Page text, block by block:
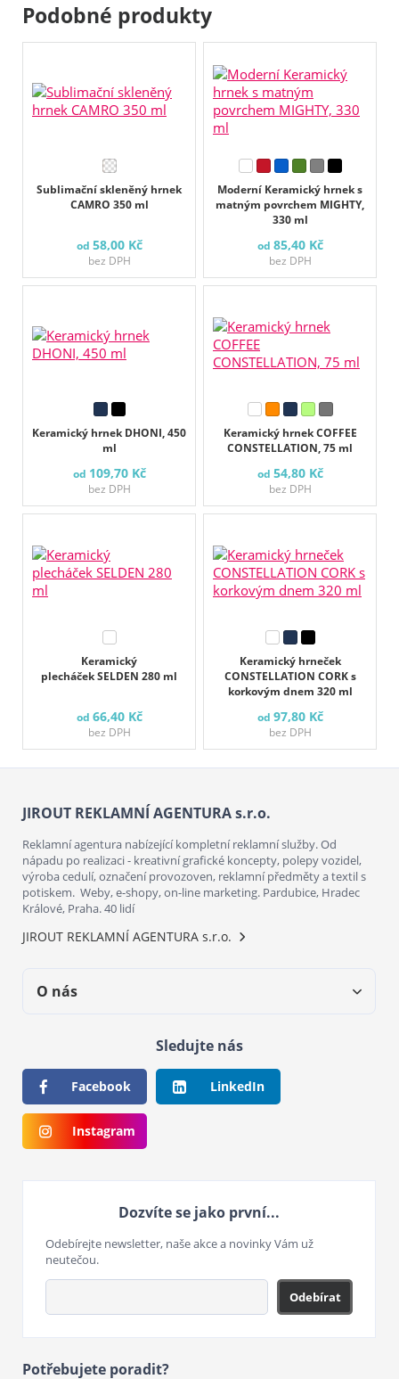
Podobné produkty
Sublimační skleněný hrnek
CAMRO 350 ml
od 58,00 Kč
bez DPH
Moderní Keramický hrnek s
matným povrchem MIGHTY,
330 ml
od 85,40 Kč
bez DPH
Keramický hrnek DHONI, 450
ml
od 109,70 Kč
bez DPH
Keramický hrnek COFFEE
CONSTELLATION, 75 ml
od 54,80 Kč
bez DPH
Keramický
plecháček SELDEN 280 ml
od 66,40 Kč
bez DPH
Keramický hrneček
CONSTELLATION CORK s
korkovým dnem 320 ml
od 97,80 Kč
bez DPH
JIROUT REKLAMNÍ AGENTURA s.r.o.
Reklamní agentura nabízející kompletní reklamní služby. Od
nápadu po realizaci - kreativní grafické koncepty, polepy vozidel,
výroba cedulí, označení provozoven, reklamní předměty a textil s
potiskem. Weby, e-shopy, on-line marketing. Pardubice, Hradec
Králové, Praha. 40 lidí
JIROUT REKLAMNÍ AGENTURA s.r.o.
O nás
Sledujte nás
Facebook LinkedIn
Instagram
Dozvíte se jako první...
Odebírejte newsletter, naše akce a novinky Vám už
neutečou.
Odebírat
Potřebujete poradit?